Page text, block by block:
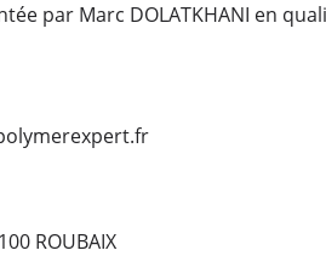
par Marc DOLATKHANI en
ROUBAIX